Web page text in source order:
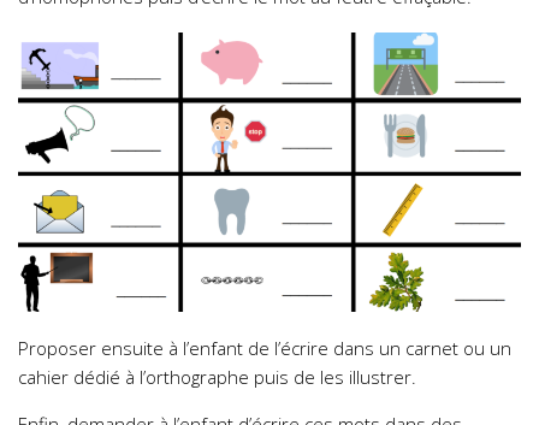
Proposer ensuite à l’enfant de l’écrire dans un carnet ou un
cahier dédié à l’orthographe puis de les illustrer.